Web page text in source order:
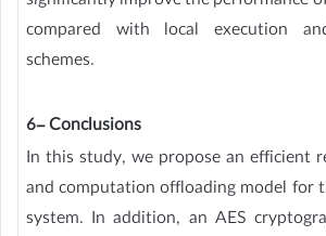
compared with local execution
schemes.
6- Conclusions
In this study, we propose an efficient
and computation offloading model for
system. In addition, an AES